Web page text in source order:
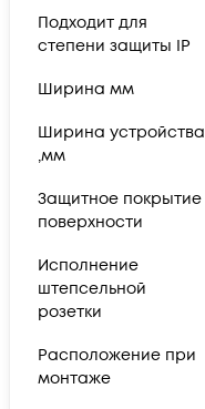
Подходит для
степени защиты IP
Ширина мм
Ширина устройства
,мм
Защитное покрытие
поверхности
Исполнение
штепсельной
розетки
Расположение при
монтаже